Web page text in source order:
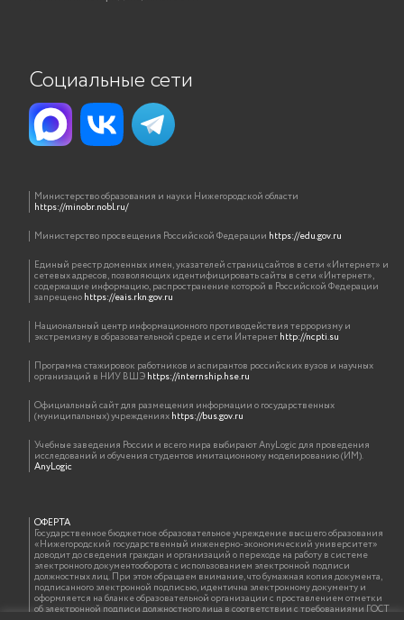
Социальные сети
Министерство образования и науки Нижегородской области
https://minobr.nobl.ru/
Министерство просвещения Российской Федерации https://edu.gov.ru
Единый реестр доменных имен, указателей страниц сайтов в сети «Интернет» и
сетевых адресов, позволяющих идентифицировать сайты в сети «Интернет»,
содержащие информацию, распространение которой в Российской Федерации
запрещеноhttps://eais.rkn.gov.ru
Национальный центр информационного противодействия терроризму и
экстремизму в образовательной среде и сети Интернетhttp://ncpti.su
Программа стажировок работников и аспирантов российских вузов и научных
организаций в НИУ ВШЭhttps://internship.hse.ru
Официальный сайт для размещения информации о государственных
(муниципальных) учрежденияхhttps://bus.gov.ru
Учебные заведения России и всего мира выбирают AnyLogic для проведения
исследований и обучения студентов имитационному моделированию (ИМ).
AnyLogic
ОФЕРТА
Государственное бюджетное образовательное учреждение высшего образования
«Нижегородский государственный инженерно-экономический университет»
доводит до сведения граждан и организаций о переходе на работу в системе
электронного документооборота с использованием электронной подписи
должностных лиц. При этом обращаем внимание, что бумажная копия документа,
подписанного электронной подписью, идентична электронному документу и
оформляется на бланке образовательной организации с проставлением отметки
об электронной подписи должностного лица в соответствии с требованиями ГОСТ